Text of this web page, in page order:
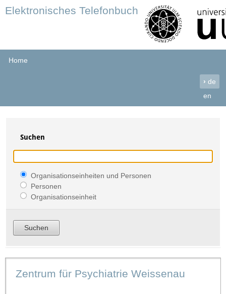
Elektronisches Telefonbuch
Home
› de
en
Suchen
Organisationseinheiten und Personen
Personen
Organisationseinheit
Zentrum für Psychiatrie Weissenau